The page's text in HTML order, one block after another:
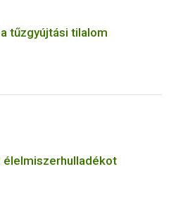
tűzgyújtási tilalom
élelmiszerhulladékot